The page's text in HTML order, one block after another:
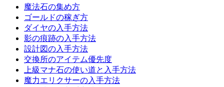
魔法石の集め方
ゴールドの稼ぎ方
ダイヤの入手方法
影の痕跡の入手方法
設計図の入手方法
交換所のアイテム優先度
上級マナ石の使い道と入手方法
魔力エリクサーの入手方法